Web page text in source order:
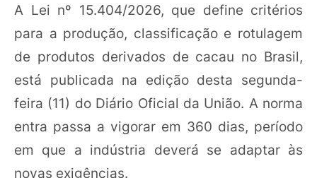
A Lei nº 15.404/2026, que define critérios
para a produção, classificação e rotulagem
de produtos derivados de cacau no Brasil,
está publicada na edição desta segunda-
feira (11) do Diário Oficial da União. A norma
entra passa a vigorar em 360 dias, período
em que a indústria deverá se adaptar às
novas exigências.